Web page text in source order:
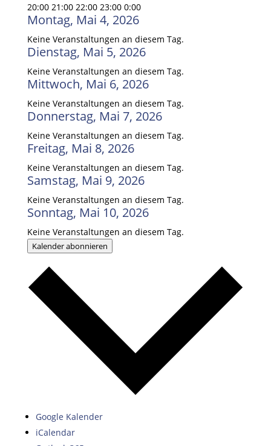
20:00 21:00 22:00 23:00 0:00
Montag, Mai 4, 2026
Keine Veranstaltungen an diesem Tag.
Dienstag, Mai 5, 2026
Keine Veranstaltungen an diesem Tag.
Mittwoch, Mai 6, 2026
Keine Veranstaltungen an diesem Tag.
Donnerstag, Mai 7, 2026
Keine Veranstaltungen an diesem Tag.
Freitag, Mai 8, 2026
Keine Veranstaltungen an diesem Tag.
Samstag, Mai 9, 2026
Keine Veranstaltungen an diesem Tag.
Sonntag, Mai 10, 2026
Keine Veranstaltungen an diesem Tag.
Kalender abonnieren
Google Kalender
iCalendar